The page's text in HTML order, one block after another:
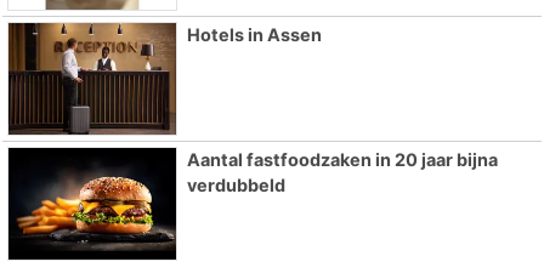
Hotels in Assen
Aantal fastfoodzaken in 20 jaar bijna
verdubbeld